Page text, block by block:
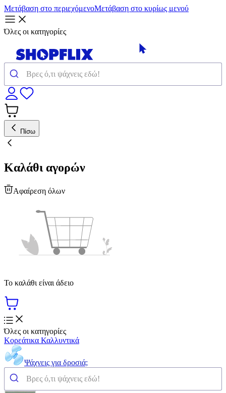
Μετάβαση στο περιεχόμενοΜετάβαση στο κυρίως μενού
Όλες οι κατηγορίες
Πίσω
Καλάθι αγορών
Αφαίρεση όλων
Το καλάθι είναι άδειο
Όλες οι κατηγορίες
Κορεάτικα Καλλυντικά
Ψάχνεις για δροσιά;